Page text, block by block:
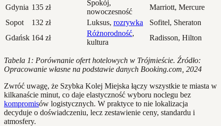
Gdynia 135 zł
Spokój,
nowoczesność
Marriott, Mercure
Sopot
132 zł Luksus, rozrywka
Sofitel, Sheraton
Gdańsk 164 zł
Różnorodność,
kultura
Radisson, Hilton
Tabela 1: Porównanie ofert hotelowych w Trójmieście. Źródło:
Opracowanie własne na podstawie danych Booking.com, 2024
Zwróć uwagę, że Szybka Kolej Miejska łączy wszystkie te miasta w
kilkanaście minut, co daje elastyczność wyboru noclegu bez
kompromisów logistycznych. W praktyce to nie lokalizacja
decyduje o doświadczeniu, lecz zestawienie ceny, standardu i
atmosfery.